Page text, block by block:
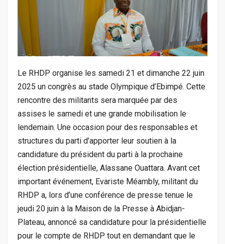
Le RHDP organise les samedi 21 et dimanche 22 juin
2025 un congrès au stade Olympique d’Ebimpé. Cette
rencontre des militants sera marquée par des
assises le samedi et une grande mobilisation le
lendemain. Une occasion pour des responsables et
structures du parti d’apporter leur soutien à la
candidature du président du parti à la prochaine
élection présidentielle, Alassane Ouattara. Avant cet
important événement, Evariste Méambly, militant du
RHDP a, lors d’une conférence de presse tenue le
jeudi 20 juin à la Maison de la Presse à Abidjan-
Plateau, annoncé sa candidature pour la présidentielle
pour le compte de RHDP tout en demandant que le